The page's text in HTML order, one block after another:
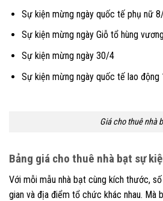
Sự kiện mừng ngày quốc tế phụ nữ
Sự kiện mừng ngày Giỗ tổ hùng
Sự kiện mừng ngày 30/4
Sự kiện mừng ngày quốc tế lao động
Giá cho thuê nhà
Bảng giá cho thuê nhà bạt sự
Với mỗi mẫu nhà bạt cùng kích thước,
gian và địa điểm tổ chức khác nhau. Mà